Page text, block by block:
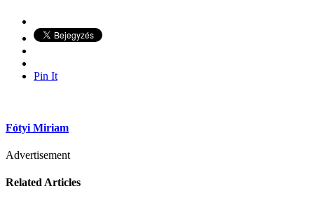
Pin It
Fótyi Miriam
Advertisement
Related Articles